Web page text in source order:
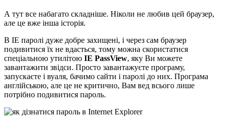
А тут все набагато складніше. Ніколи не любив цей браузер,
але це вже інша історія.
В IE паролі дуже добре захищені, і через сам браузер
подивитися їх не вдасться, тому можна скористатися
спеціальною утилітою IE PassView, яку Ви можете
завантажити звідси. Просто завантажуєте програму,
запускаєте і вуаля, бачимо сайти і паролі до них. Програма
англійською, але це не критично, Вам вед всього лише
потрібно подивитися пароль.